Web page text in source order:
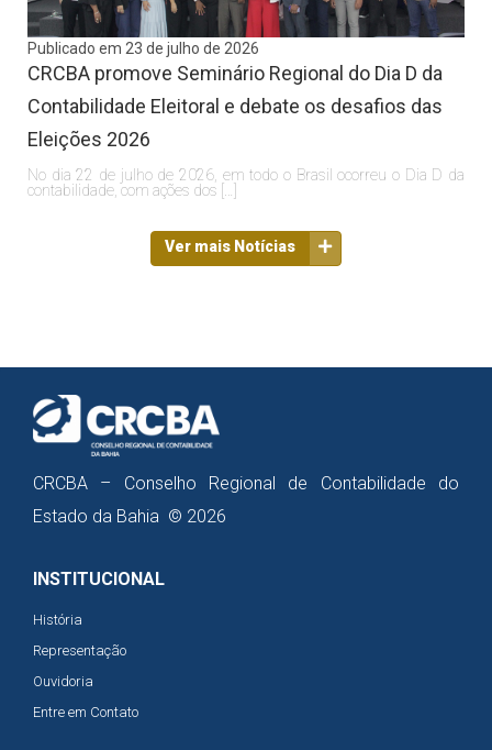
Publicado em 23 de julho de 2026
CRCBA promove Seminário Regional do Dia D da
Contabilidade Eleitoral e debate os desafios das
Eleições 2026
No dia 22 de julho de 2026, em todo o Brasil ocorreu o Dia D da
contabilidade, com ações dos […]
Ver mais Notícias
CRCBA – Conselho Regional de Contabilidade do
Estado da Bahia © 2026
INSTITUCIONAL
História
Representação
Ouvidoria
Entre em Contato